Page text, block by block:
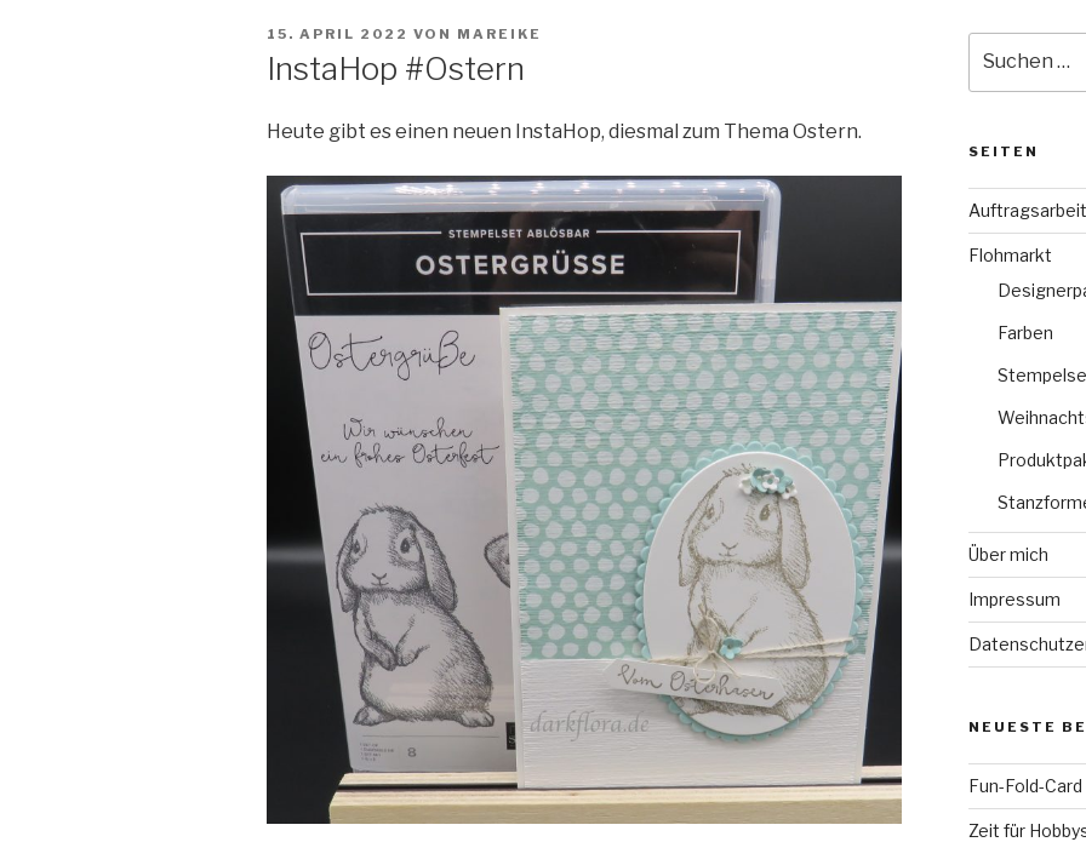
VERÖFFENTLICHT
15. APRIL 2022 VON MAREIKE
InstaHop #Ostern
Heute gibt es einen neuen InstaHop, diesmal zum Thema Ostern.
nach:
SEITEN
Flohmarkt
Farben
Über mich
Impressum
NEUESTE
Fun-Fold-
Zeit für